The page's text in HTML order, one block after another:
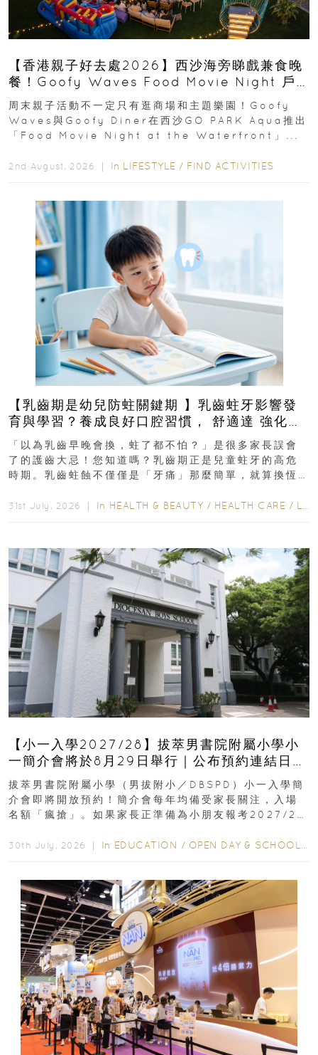
【香港親子好去處2026】西沙海旁睇戲兼食晚
餐！Goofy Waves Food Movie Night 戶
外影院逢週末登場
周末親子活動不一定只有逛商場和主題樂園！Goofy
Waves與Goofy Diner在西沙GO PARK Aqua推出
「Food Movie Night at the Waterfront」...
2nd August, 2026 ｜ In LIFESTYLE / FIND ACTIVITIES
【乳齒期是幼兒防蛀關鍵期 】乳齒蛀牙影響發
育與學習？養成良好口腔習慣， 舒適達 強化琺
瑯質 兒童牙膏防護指南
「以為乳齒早晚會換，蛀了都不怕？」是很多家長誤會
了的護齒大忌！您知道嗎？乳齒期正是兒童蛀牙的高危
時期。乳齒蛀蝕不僅僅是「牙痛」那麼簡單，就算換恆
31st July, 2026 ｜ In HEALTH & BEAUTY / HEALTH CARE / LIFESTYLE
【小一入學2027/28】拔萃男書院附屬小學小
一簡介會將於8月29日舉行｜公布預約連結日期
｜更設有網上重溫
拔萃男書院附屬小學（男拔附小／DBSPD）小一入學簡
介會即將開放預約！簡介會每年均備受家長關注，入場
名額「瘋搶」。如果家長正準備為小朋友報考2027/28
30th July, 2026 ｜ In EDUCATION / OPEN DAY & SCHOOL EVENTS